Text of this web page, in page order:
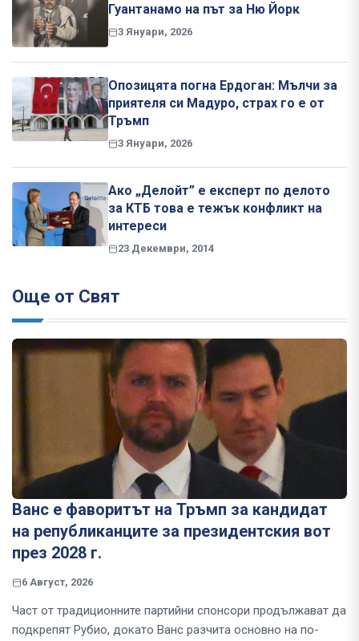
Гуантанамо на път за Ню Йорк
3 Януари, 2026
Опозицята погна Ердоган: Мълчи за
приятеля си Мадуро, страх го е от
Тръмп
3 Януари, 2026
Ако „Делойт” е експерт по делото
за КТБ това е тежък конфликт на
интереси
23 Декември, 2014
Още от Свят
Ванс е фаворитът на Тръмп за кандидат
на републиканците за президентския вот
през 2028 г.
6 Август, 2026
Част от традиционните партийни спонсори продължават да
подкрепят Рубио, докато Ванс разчита основно на по-